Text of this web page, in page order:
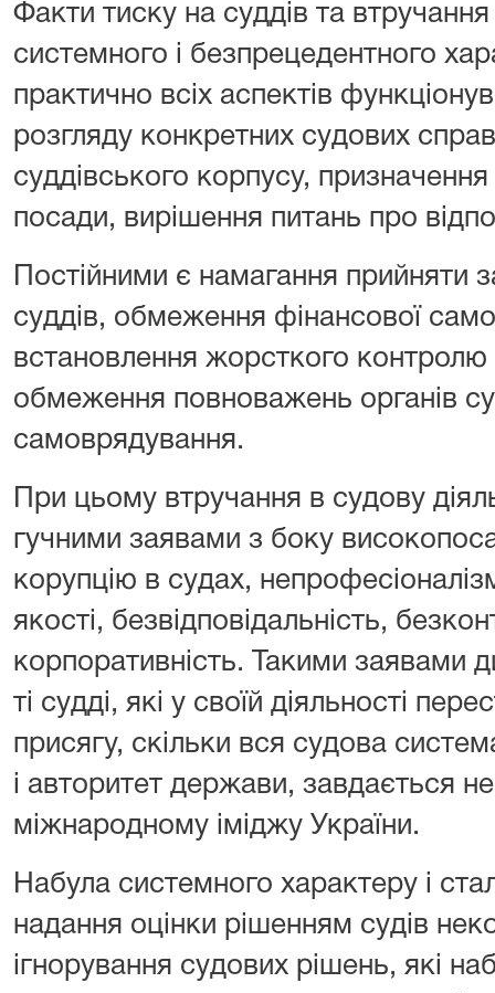
Факти тиску на суддів та втручання
системного і безпрецедентного
практично всіх аспектів
розгляду конкретних судових
суддівського корпусу, призначення
посади, вирішення питань про
Постійними є намагання прийняти
суддів, обмеження фінансової
встановлення жорсткого контролю
обмеження повноважень органів
самоврядування.
При цьому втручання в судову
гучними заявами з боку
корупцію в судах,
якості, безвідповідальність,
корпоративність. Такими заявами
ті судді, які у своїй діяльності
присягу, скільки вся судова
і авторитет держави, завдається
міжнародному іміджу України.
Набула системного характеру і
надання оцінки рішенням судів
ігнорування судових рішень, які